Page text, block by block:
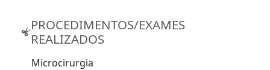
PROCEDIMENTOS/EXAMES
REALIZADOS
Microcirurgia